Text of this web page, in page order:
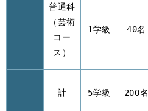
普通科
（芸術
コー
ス）
1学級 40名
計 5学級 200名